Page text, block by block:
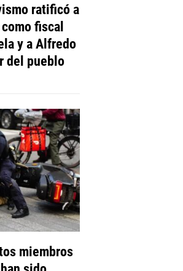
ratificó a
fiscal
y a Alfredo
del pueblo
miembros